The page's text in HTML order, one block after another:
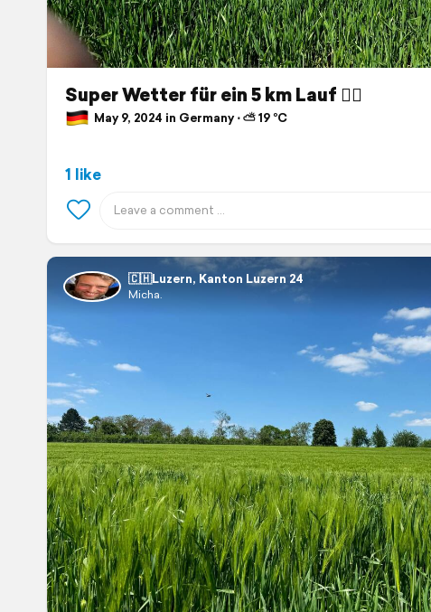
Super Wetter für ein 5 km Lauf 🏃‍♂️
May 9, 2024 in Germany ⋅ ⛅ 19 °C
1 like
🇨🇭Luzern, Kanton Luzern 24
Micha.